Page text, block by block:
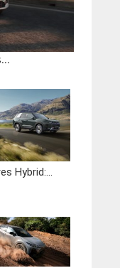
Hybrid:...